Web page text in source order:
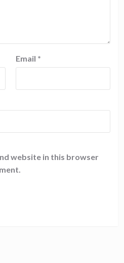
Email *
website in this browser